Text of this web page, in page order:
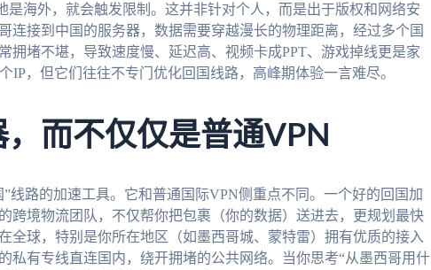
是海外，就会触发限制。这并非针对个人，而是出于版权和网络安
连接到中国的服务器，数据需要穿越漫长的物理距离，经过多个国
拥堵不堪，导致速度慢、延迟高、视频卡成PPT、游戏掉线更是家
IP，但它们往往不专门优化回国线路，高峰期体验一言难尽。
而不仅仅是普通VPN
线路的加速工具。它和普通国际VPN侧重点不同。一个好的回国加
跨境物流团队，不仅帮你把包裹（你的数据）送进去，更规划最快
全球，特别是你所在地区（如墨西哥城、蒙特雷）拥有优质的接入
私有专线直连国内，绕开拥堵的公共网络。当你思考“从墨西哥用什